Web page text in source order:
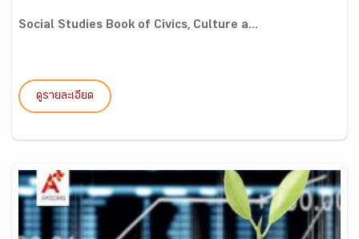
Social Studies Book of Civics, Culture a...
ดูรายละเอียด